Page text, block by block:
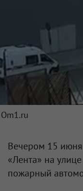
Вечером 15 июня
«Лента» на
пожарный